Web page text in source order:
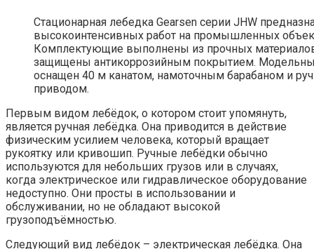
Стационарная лебедка Gearsen серии JHW
высокоинтенсивных работ на промышленных
Комплектующие выполнены из прочных
защищены антикоррозийным покрытием.
оснащен 40 м канатом, намоточным барабаном и
приводом.
Первым видом лебёдок, о котором стоит упомянуть,
является ручная лебёдка. Она приводится в действие
физическим усилием человека, который вращает
рукоятку или кривошип. Ручные лебёдки обычно
используются для небольших грузов или в случаях,
когда электрическое или гидравлическое оборудование
недоступно. Они просты в использовании и
обслуживании, но не обладают высокой
грузоподъёмностью.
Следующий вид лебёдок – электрическая лебёдка. Она